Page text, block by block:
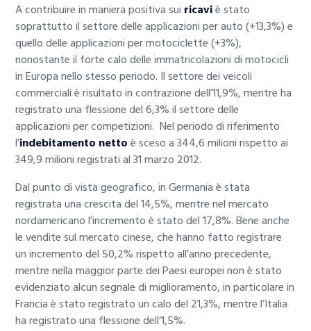
A contribuire in maniera positiva sui ricaviè stato
soprattutto il settore delle applicazioni per auto (+13,3%) e
quello delle applicazioni per motociclette (+3%),
nonostante il forte calo delle immatricolazioni di motocicli
in Europa nello stesso periodo. Il settore dei veicoli
commerciali è risultato in contrazione dell’11,9%, mentre ha
registrato una flessione del 6,3% il settore delle
applicazioni per competizioni. Nel periodo di riferimento
l’indebitamento nettoè sceso a 344,6 milioni rispetto ai
349,9 milioni registrati al 31 marzo 2012.
Dal punto di vista geografico, in Germania è stata
registrata una crescita del 14,5%, mentre nel mercato
nordamericano l’incremento è stato del 17,8%. Bene anche
le vendite sul mercato cinese, che hanno fatto registrare
un incremento del 50,2% rispetto all’anno precedente,
mentre nella maggior parte dei Paesi europei non è stato
evidenziato alcun segnale di miglioramento, in particolare in
Francia è stato registrato un calo del 21,3%, mentre l’Italia
ha registrato una flessione dell’1,5%.